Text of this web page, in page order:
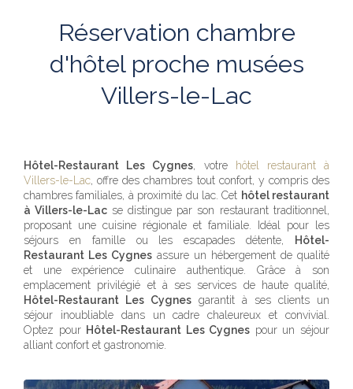
Réservation chambre
d'hôtel proche musées
Villers-le-Lac
Hôtel-Restaurant Les Cygnes, votre
hôtel restaurant à
Villers-le-Lac, offre des chambres tout confort, y compris des
chambres familiales, à proximité du lac. Cet hôtel restaurant
à Villers-le-Lac se distingue par son restaurant traditionnel,
proposant une cuisine régionale et familiale. Idéal pour les
séjours en famille ou les escapades détente,
Hôtel-
Restaurant Les Cygnes assure un hébergement de qualité
et une expérience culinaire authentique. Grâce à son
emplacement privilégié et à ses services de haute qualité,
Hôtel-Restaurant Les Cygnes garantit à ses clients un
séjour inoubliable dans un cadre chaleureux et convivial.
Optez pour Hôtel-Restaurant Les Cygnes pour un séjour
alliant confort et gastronomie.